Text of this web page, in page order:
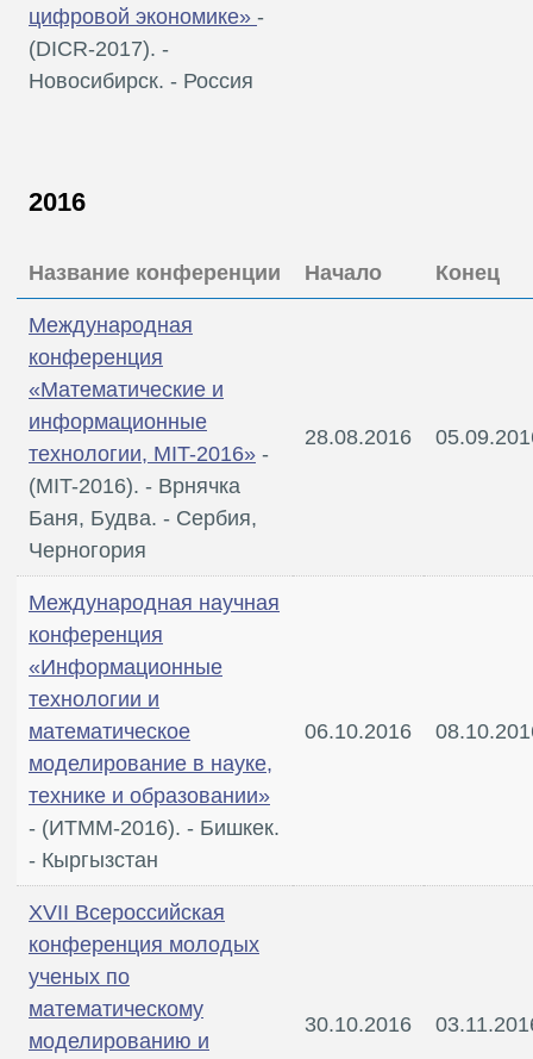
цифровой экономике» -
(DICR-2017). -
Новосибирск. - Россия
2016
Название конференции Начало Конец
Международная
конференция
«Математические и
информационные
технологии, MIT-2016» -
(MIT-2016). - Врнячка
Баня, Будва. - Сербия,
Черногория
28.08.2016
Международная научная
конференция
«Информационные
технологии и
математическое
моделирование в науке,
технике и образовании»
- (ИТММ-2016). - Бишкек.
- Кыргызстан
06.10.2016
XVII Всероссийская
конференция молодых
ученых по
математическому
моделированию и
30.10.2016